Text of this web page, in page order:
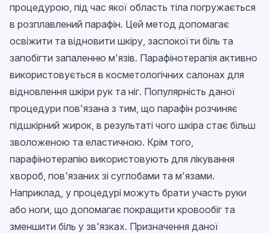
процедурою, під час якої область тіла погружається
в розплавлений парафін. Цей метод допомагає
освіжити та відновити шкіру, заспокоїти біль та
запобігти запаленню м'язів. Парафінотерапія активно
використовується в косметологічних салонах для
відновлення шкіри рук та ніг. Популярність даної
процедури пов'язана з тим, що парафін розчиняє
підшкірний жирок, в результаті чого шкіра стає більш
зволоженою та еластичною. Крім того,
парафінотерапію використовують для лікування
хвороб, пов'язаних зі суглобами та м'язами.
Наприклад, у процедурі можуть брати участь руки
або ноги, що допомагає покращити кровообіг та
зменшити біль у зв'язках. Призначення даної